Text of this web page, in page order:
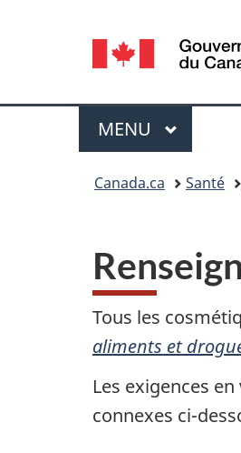
Sélection
de
la
langue
Menu
MENU PRINCIPAL
Canada.ca Santé
Tous les
aliments et
Les exigences
connexes ci-